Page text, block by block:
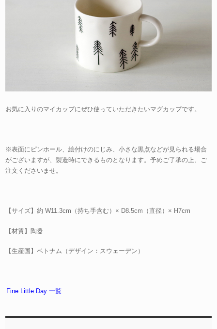
お気に入りのマイカップにぜひ使っていただきたいマグカップです。
※表面にピンホール、絵付けのにじみ、小さな黒点などが見られる場合
がございますが、製造時にできるものとなります。予めご了承の上、ご
注文くださいませ。
【サイズ】約 W11.3cm（持ち手含む）× D8.5cm（直径）× H7cm
【材質】陶器
【生産国】ベトナム（デザイン：スウェーデン）
Fine Little Day 一覧